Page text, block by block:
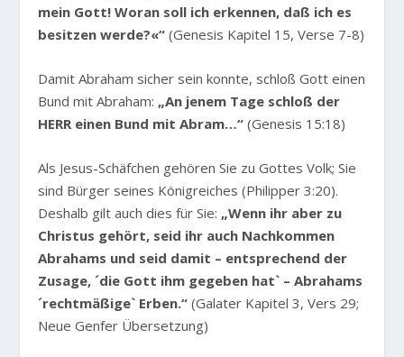
mein Gott! Woran soll ich erkennen, daß ich es
besitzen werde?«“ (Genesis Kapitel 15, Verse 7-8)
Damit Abraham sicher sein konnte, schloß Gott einen
Bund mit Abraham: „An jenem Tage schloß der
HERR einen Bund mit Abram…“ (Genesis 15:18)
Als Jesus-Schäfchen gehören Sie zu Gottes Volk; Sie
sind Bürger seines Königreiches (Philipper 3:20).
Deshalb gilt auch dies für Sie: „Wenn ihr aber zu
Christus gehört, seid ihr auch Nachkommen
Abrahams und seid damit – entsprechend der
Zusage, ´die Gott ihm gegeben hat` – Abrahams
´rechtmäßige` Erben.“ (Galater Kapitel 3, Vers 29;
Neue Genfer Übersetzung)